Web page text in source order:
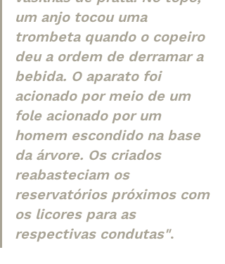
um anjo tocou uma
trombeta quando o copeiro
deu a ordem de derramar a
bebida. O aparato foi
acionado por meio de um
fole acionado por um
homem escondido na base
da árvore. Os criados
reabasteciam os
reservatórios próximos com
os licores para as
respectivas condutas".